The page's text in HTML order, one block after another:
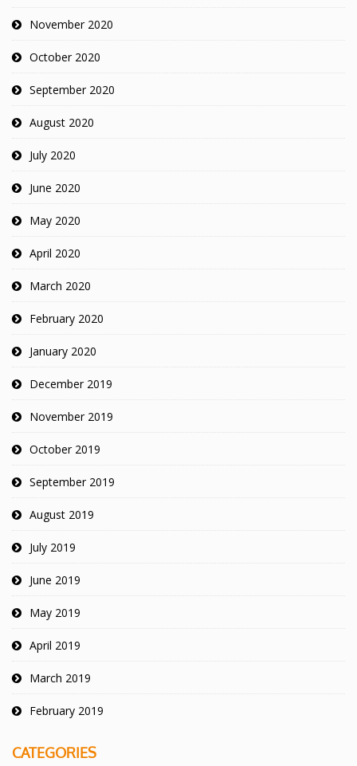
November 2020
October 2020
September 2020
August 2020
July 2020
June 2020
May 2020
April 2020
March 2020
February 2020
January 2020
December 2019
November 2019
October 2019
September 2019
August 2019
July 2019
June 2019
May 2019
April 2019
March 2019
February 2019
CATEGORIES